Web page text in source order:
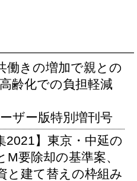
働きの増加で親との
齢化での負担軽減
ザー版特別増刊号
2021】東京・中延の
要除却の基準案、
と建て替えの枠組み